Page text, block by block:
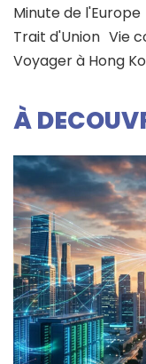
Minute de l'Europe
Trait d'Union Vie
Voyager à Hong
À